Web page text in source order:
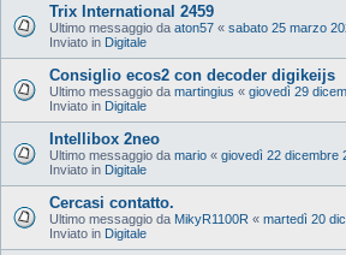
Trix International 2459
Ultimo messaggio da aton57 « sabato 25 marzo
Inviato in Digitale
Consiglio ecos2 con decoder digikeijs
Ultimo messaggio da martingius « giovedì 29
Inviato in Digitale
Intellibox 2neo
Ultimo messaggio da mario « giovedì 22 dicembre
Inviato in Digitale
Cercasi contatto.
Ultimo messaggio da MikyR1100R « martedì 20
Inviato in Digitale